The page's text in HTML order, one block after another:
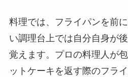
料理では、フライパンを前
い調理台上では自分自身が
覚えます。プロの料理人が
ットケーキを返す際のフラ